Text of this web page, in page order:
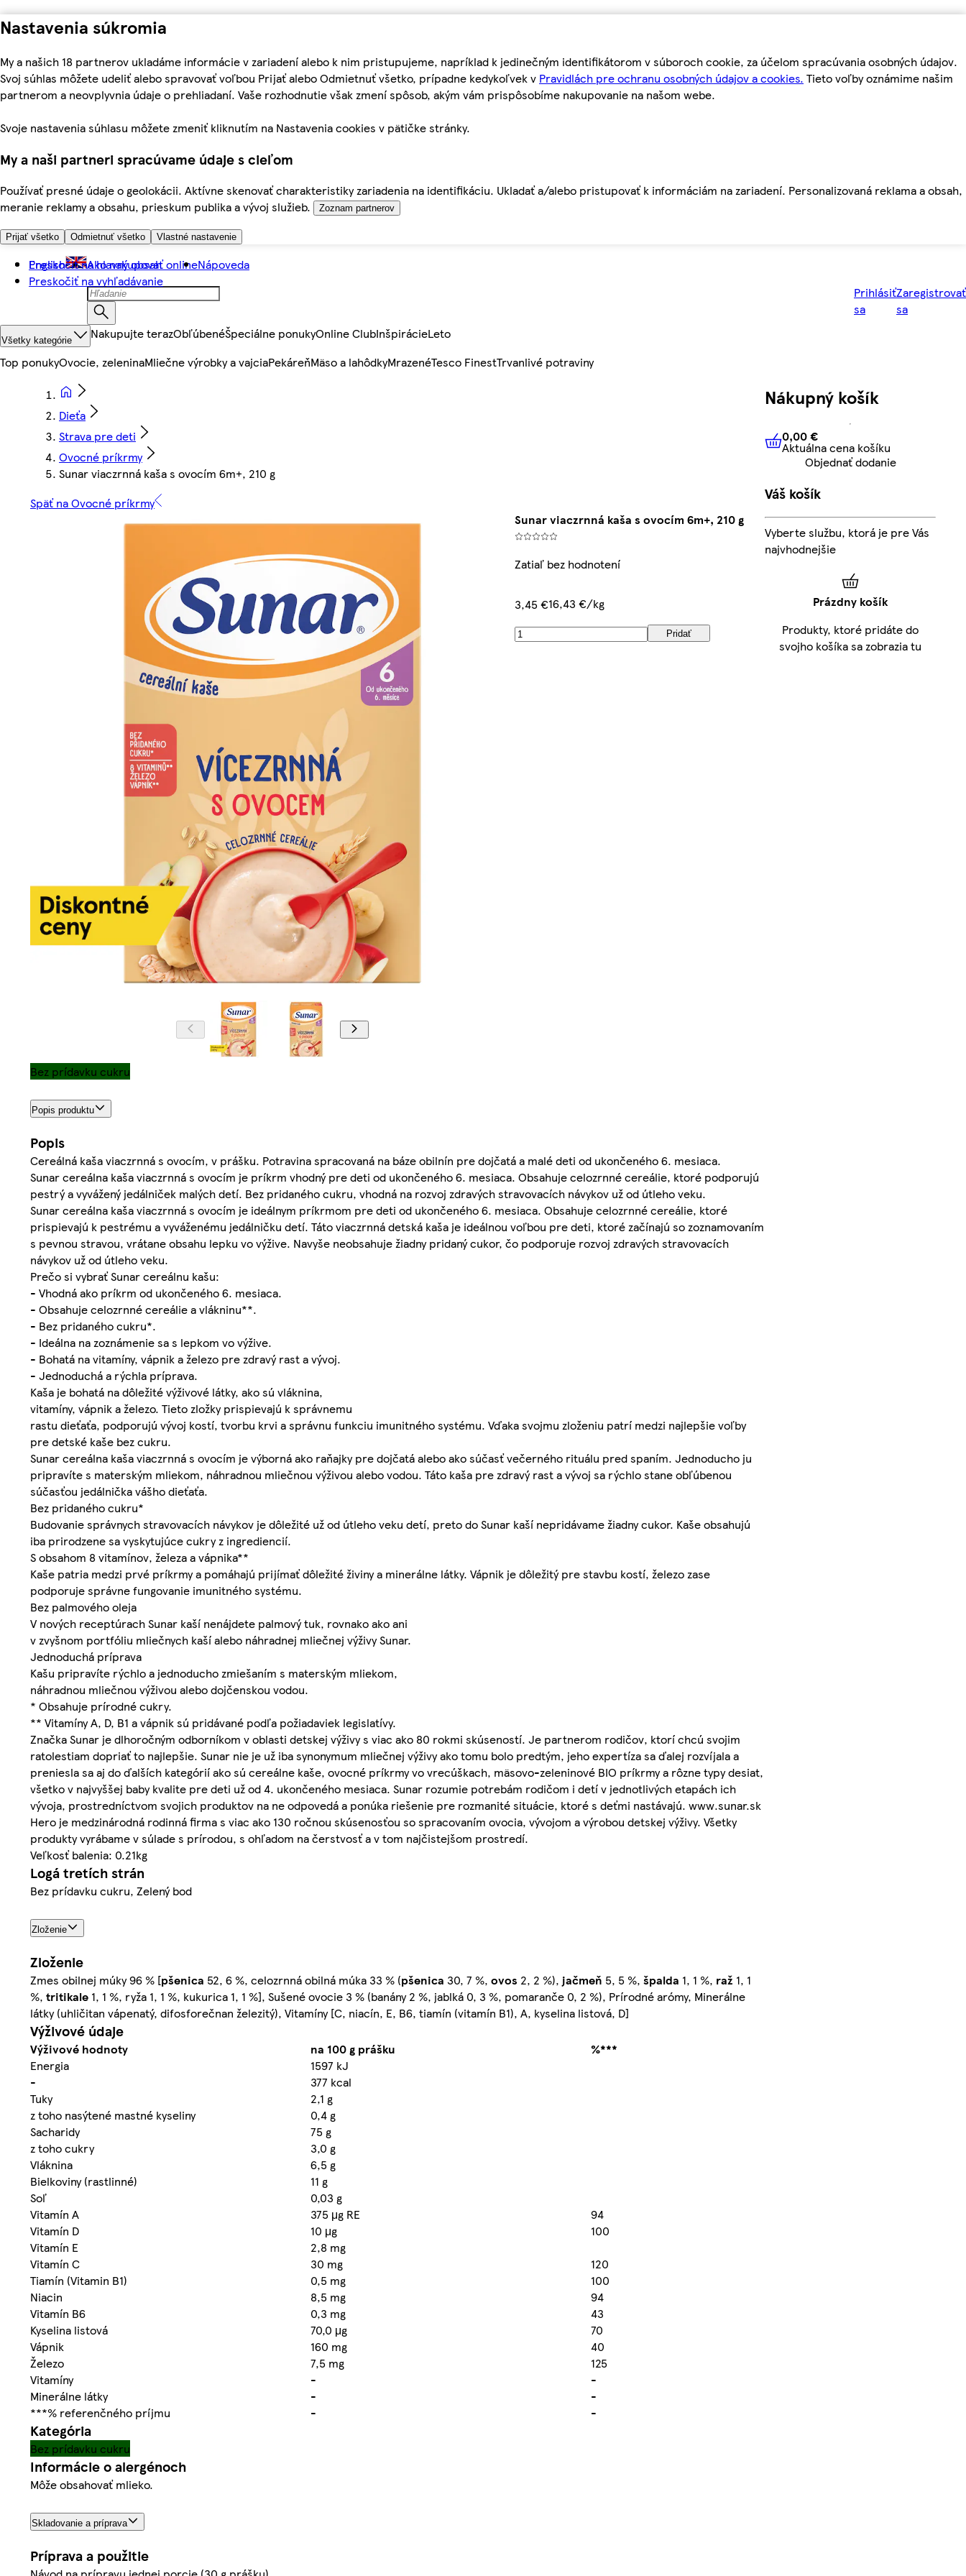
Nastavenia súkromia
My a našich 18 partnerov ukladáme informácie v zariadení alebo k nim pristupujeme, napríklad k jedinečným identifikátorom v súboroch cookie, za účelom spracúvania osobných údajov.
Svoj súhlas môžete udeliť alebo spravovať voľbou Prijať alebo Odmietnuť všetko, prípadne kedykoľvek v Pravidlách pre ochranu osobných údajov a cookies. Tieto voľby oznámime našim
partnerom a neovplyvnia údaje o prehliadaní. Vaše rozhodnutie však zmení spôsob, akým vám prispôsobíme nakupovanie na našom webe.
Svoje nastavenia súhlasu môžete zmeniť kliknutím na Nastavenia cookies v pätičke stránky.
My a naši partneri spracúvame údaje s cieľom
Používať presné údaje o geolokácii. Aktívne skenovať charakteristiky zariadenia na identifikáciu. Ukladať a/alebo pristupovať k informáciám na zariadení. Personalizovaná reklama a obsah,
meranie reklamy a obsahu, prieskum publika a vývoj služieb.
Zoznam partnerov
Prijať všetko Odmietnuť všetko Vlastné nastavenie
Preskočiť na hlavný obsah
Preskočiť na vyhľadávanie
English Ako nakupovať onlineNápoveda
Prihlásiť
sa
Zaregistrovať
sa
Všetky kategórie Nakupujte terazObľúbenéŠpeciálne ponukyOnline ClubInšpirácieLeto
Top ponukyOvocie, zeleninaMliečne výrobky a vajciaPekáreňMäso a lahôdkyMrazenéTesco FinestTrvanlivé potraviny
Dieťa
Strava pre deti
Ovocné príkrmy
Sunar viaczrnná kaša s ovocím 6m+, 210 g
Späť na Ovocné príkrmy
Sunar viaczrnná kaša s ovocím 6m+, 210 g
Zatiaľ bez hodnotení
3,45 €16,43 €/kg
Pridať
Bez prídavku cukru
Popis produktu
Popis
Cereálná kaša viaczrnná s ovocím, v prášku. Potravina spracovaná na báze obilnín pre dojčatá a malé deti od ukončeného 6. mesiaca.
Sunar cereálna kaša viaczrnná s ovocím je príkrm vhodný pre deti od ukončeného 6. mesiaca. Obsahuje celozrnné cereálie, ktoré podporujú
pestrý a vyvážený jedálniček malých detí. Bez pridaného cukru, vhodná na rozvoj zdravých stravovacích návykov už od útleho veku.
Sunar cereálna kaša viaczrnná s ovocím je ideálnym príkrmom pre deti od ukončeného 6. mesiaca. Obsahuje celozrnné cereálie, ktoré
prispievajú k pestrému a vyváženému jedálničku detí. Táto viaczrnná detská kaša je ideálnou voľbou pre deti, ktoré začínajú so zoznamovaním
s pevnou stravou, vrátane obsahu lepku vo výžive. Navyše neobsahuje žiadny pridaný cukor, čo podporuje rozvoj zdravých stravovacích
návykov už od útleho veku.
Prečo si vybrať Sunar cereálnu kašu:
- Vhodná ako príkrm od ukončeného 6. mesiaca.
- Obsahuje celozrnné cereálie a vlákninu**.
- Bez pridaného cukru*.
- Ideálna na zoznámenie sa s lepkom vo výžive.
- Bohatá na vitamíny, vápnik a železo pre zdravý rast a vývoj.
- Jednoduchá a rýchla príprava.
Kaša je bohatá na dôležité výživové látky, ako sú vláknina,
vitamíny, vápnik a železo. Tieto zložky prispievajú k správnemu
rastu dieťaťa, podporujú vývoj kostí, tvorbu krvi a správnu funkciu imunitného systému. Vďaka svojmu zloženiu patrí medzi najlepšie voľby
pre detské kaše bez cukru.
Sunar cereálna kaša viaczrnná s ovocím je výborná ako raňajky pre dojčatá alebo ako súčasť večerného rituálu pred spaním. Jednoducho ju
pripravíte s materským mliekom, náhradnou mliečnou výživou alebo vodou. Táto kaša pre zdravý rast a vývoj sa rýchlo stane obľúbenou
súčasťou jedálnička vášho dieťaťa.
Bez pridaného cukru*
Budovanie správnych stravovacích návykov je dôležité už od útleho veku detí, preto do Sunar kaší nepridávame žiadny cukor. Kaše obsahujú
iba prirodzene sa vyskytujúce cukry z ingrediencií.
S obsahom 8 vitamínov, železa a vápnika**
Kaše patria medzi prvé príkrmy a pomáhajú prijímať dôležité živiny a minerálne látky. Vápnik je dôležitý pre stavbu kostí, železo zase
podporuje správne fungovanie imunitného systému.
Bez palmového oleja
V nových receptúrach Sunar kaší nenájdete palmový tuk, rovnako ako ani
v zvyšnom portfóliu mliečnych kaší alebo náhradnej mliečnej výživy Sunar.
Jednoduchá príprava
Kašu pripravíte rýchlo a jednoducho zmiešaním s materským mliekom,
náhradnou mliečnou výživou alebo dojčenskou vodou.
* Obsahuje prírodné cukry.
** Vitamíny A, D, B1 a vápnik sú pridávané podľa požiadaviek legislatívy.
Značka Sunar je dlhoročným odborníkom v oblasti detskej výživy s viac ako 80 rokmi skúseností. Je partnerom rodičov, ktorí chcú svojim
ratolestiam dopriať to najlepšie. Sunar nie je už iba synonymum mliečnej výživy ako tomu bolo predtým, jeho expertíza sa ďalej rozvíjala a
preniesla sa aj do ďalších kategórií ako sú cereálne kaše, ovocné príkrmy vo vrecúškach, mäsovo-zeleninové BIO príkrmy a rôzne typy desiat,
všetko v najvyššej baby kvalite pre deti už od 4. ukončeného mesiaca. Sunar rozumie potrebám rodičom i detí v jednotlivých etapách ich
vývoja, prostredníctvom svojich produktov na ne odpovedá a ponúka riešenie pre rozmanité situácie, ktoré s deťmi nastávajú. www.sunar.sk
Hero je medzinárodná rodinná firma s viac ako 130 ročnou skúsenosťou so spracovaním ovocia, vývojom a výrobou detskej výživy. Všetky
produkty vyrábame v súlade s prírodou, s ohľadom na čerstvosť a v tom najčistejšom prostredí.
Veľkosť balenia: 0.21kg
Logá tretích strán
Bez prídavku cukru, Zelený bod
Zloženie
Zloženie
Zmes obilnej múky 96 % [pšenica 52, 6 %, celozrnná obilná múka 33 % (pšenica 30, 7 %, ovos 2, 2 %), jačmeň 5, 5 %, špalda 1, 1 %, raž 1, 1
%, tritikale 1, 1 %, ryža 1, 1 %, kukurica 1, 1 %], Sušené ovocie 3 % (banány 2 %, jablká 0, 3 %, pomaranče 0, 2 %), Prírodné arómy, Minerálne
látky (uhličitan vápenatý, difosforečnan železitý), Vitamíny [C, niacín, E, B6, tiamín (vitamín B1), A, kyselina listová, D]
Výživové údaje
Výživové hodnoty na 100 g prášku
%***
Energia
1597 kJ
-
377 kcal
Tuky
2,1 g
z toho nasýtené mastné kyseliny
0,4 g
Sacharidy
75 g
z toho cukry
3,0 g
Vláknina
6,5 g
Bielkoviny (rastlinné)
11 g
Soľ
0,03 g
Vitamín A
375 μg RE
94
Vitamín D
10 μg
100
Vitamín E
2,8 mg
Vitamín C
30 mg
120
Tiamín (Vitamin B1)
0,5 mg
100
Niacin
8,5 mg
94
Vitamín B6
0,3 mg
43
Kyselina listová
70,0 μg
70
Vápnik
160 mg
40
Železo
7,5 mg
125
Vitamíny
-
-
Minerálne látky
-
-
***% referenčného príjmu
- -
Kategória
Bez prídavku cukru
Informácie o alergénoch
Môže obsahovať mlieko.
Skladovanie a príprava
Príprava a použitie
Nákupný košík
0,00 € Aktuálna cena košíku
0,00 €
Aktuálna cena košíku
Objednať dodanie
Váš košík
Vyberte službu, ktorá je pre Vás
najvhodnejšie
Prázdny košík
Produkty, ktoré pridáte do
svojho košíka sa zobrazia tu